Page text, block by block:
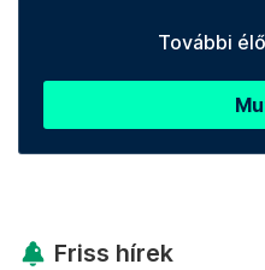
További
Friss hírek